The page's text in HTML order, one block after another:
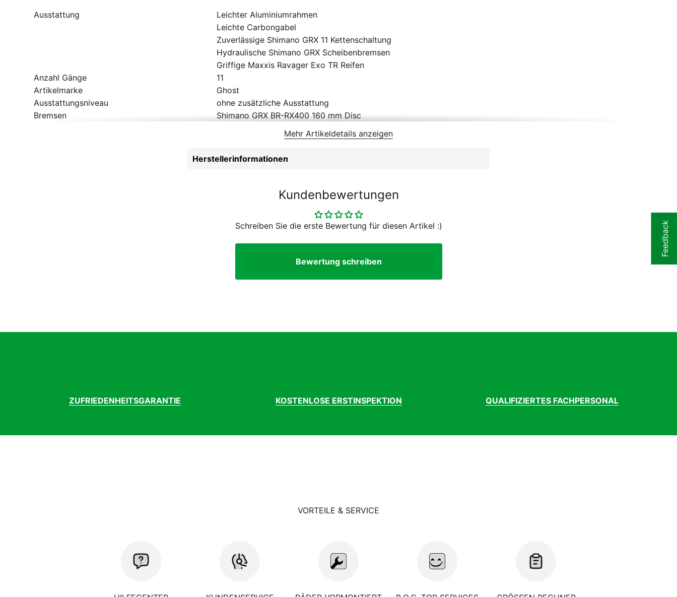
Ausstattung
Leichter Aluminiumrahmen
Leichte Carbongabel
Zuverlässige Shimano GRX 11 Kettenschaltung
Hydraulische Shimano GRX Scheibenbremsen
Griffige Maxxis Ravager Exo TR Reifen
Anzahl Gänge
11
Artikelmarke
Ghost
Ausstattungsniveau
ohne zusätzliche Ausstattung
Bremsen
Shimano GRX BR-RX400 160 mm Disc
Shimano GRX ST-RX600
Shimano SM-RT70 160 mm
Shimano SM-RT70 160 mm
Fizik Tempo Bondcrush
Shimano HB-R7070 12x100 mm
Shimano CN-HG701-11
28 Zoll
Rahmenform
Diamant
Sattelstütze
GND 51 27.2 mm
Shimano FH-R7070 12x142 mm
Mehr Artikeldetails anzeigen
Herstellerinformationen
Kundenbewertungen
Schreiben Sie die erste Bewertung für diesen Artikel :)
Bewertung schreiben
ZUFRIEDENHEITSGARANTIE KOSTENLOSE ERSTINSPEKTION QUALIFIZIERTES FACHPERSONAL
VORTEILE & SERVICE
Feedback